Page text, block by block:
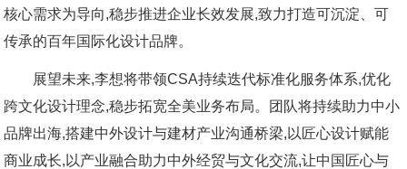
核心需求为导向,稳步推进企业长效发展,致力打造可沉淀、可
传承的百年国际化设计品牌。
展望未来,李想将带领CSA持续迭代标准化服务体系,优化
跨文化设计理念,稳步拓宽全美业务布局。团队将持续助力中小
品牌出海,搭建中外设计与建材产业沟通桥梁,以匠心设计赋能
商业成长,以产业融合助力中外经贸与文化交流,让中国匠心与